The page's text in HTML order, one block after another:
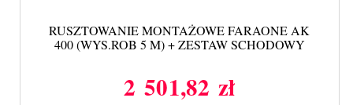
RUSZTOWANIE MONTAŻOWE FARAONE AK
400 (WYS.ROB 5 M) + ZESTAW SCHODOWY
Cena
2 501,82 zł